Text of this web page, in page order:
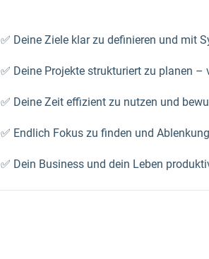
✅ Deine Ziele klar zu definieren und mit
✅ Deine Projekte strukturiert zu planen –
✅ Deine Zeit effizient zu nutzen und
✅ Endlich Fokus zu finden und
✅ Dein Business und dein Leben